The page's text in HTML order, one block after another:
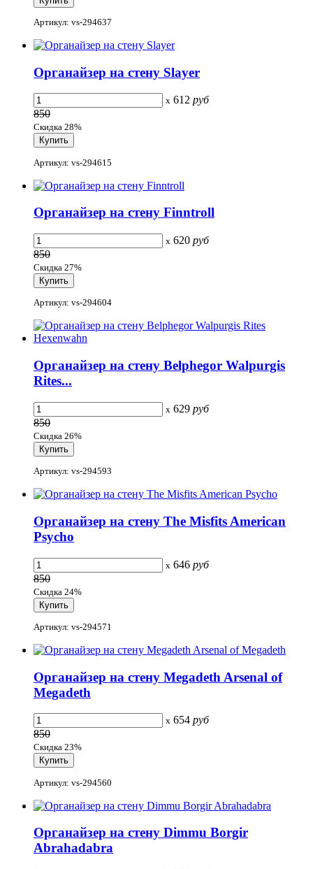
Артикул: vs-294637
Органайзер на стену Slayer
x 612 руб
850
Скидка 28%
Артикул: vs-294615
Органайзер на стену Finntroll
x 620 руб
850
Скидка 27%
Артикул: vs-294604
Органайзер на стену Belphegor Walpurgis
Rites...
x 629 руб
850
Скидка 26%
Артикул: vs-294593
Органайзер на стену The Misfits American
Psycho
x 646 руб
850
Скидка 24%
Артикул: vs-294571
Органайзер на стену Megadeth Arsenal of
Megadeth
x 654 руб
850
Скидка 23%
Артикул: vs-294560
Органайзер на стену Dimmu Borgir
Abrahadabra